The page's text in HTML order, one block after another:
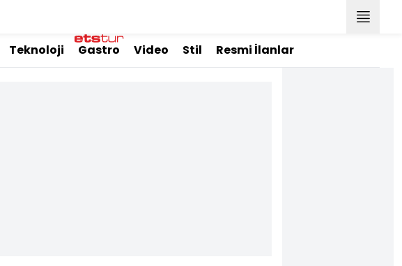
Teknoloji Gastro Video Stil Resmi İlanlar